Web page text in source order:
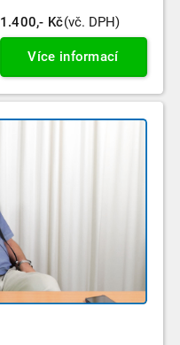
1.400,- Kč(vč. DPH)
Více informací